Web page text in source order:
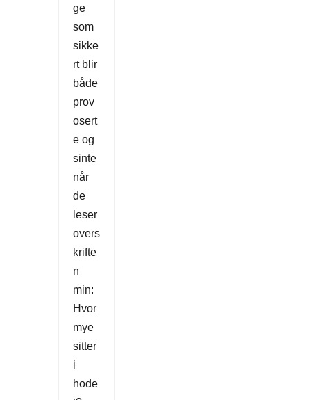
ge
som
sikke
rt blir
både
prov
osert
e og
sinte
når
de
leser
overs
krifte
n
min:
Hvor
mye
sitter
i
hode